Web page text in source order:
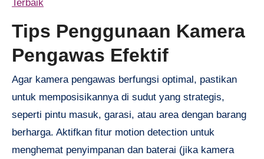
Terbaik
Tips Penggunaan Kamera
Pengawas Efektif
Agar kamera pengawas berfungsi optimal, pastikan
untuk memposisikannya di sudut yang strategis,
seperti pintu masuk, garasi, atau area dengan barang
berharga. Aktifkan fitur motion detection untuk
menghemat penyimpanan dan baterai (jika kamera